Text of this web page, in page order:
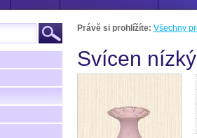
Právě si prohlížíte: Všechny
Svícen